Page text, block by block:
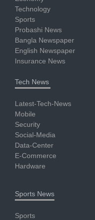
Technology
Sports
Probashi News
Bangla Newspaper
English Newspaper
Insurance News
Tech News
Latest-Tech-News
Mobile
Security
Social-Media
Data-Center
E-Commerce
Hardware
Sports News
Sports